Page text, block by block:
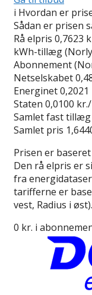
i Hvordan er
Sådan er prisen
Rå elpris 0,7623
kWh-tillæg
Abonnement
Netselskabet
Energinet
Staten 0,0100
Samlet fast tillæg
Samlet pris
Prisen er
Den rå elpris er
fra
tarifferne er
vest, Radius i øst).
0 kr. i